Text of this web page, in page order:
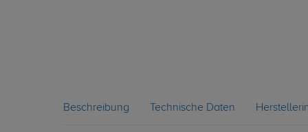
Beschreibung Technische Daten